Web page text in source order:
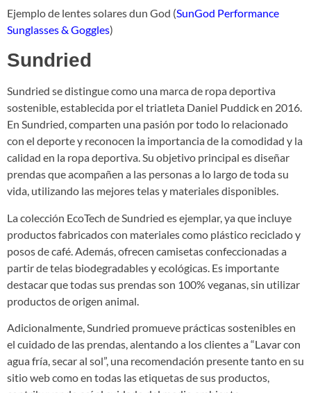
Ejemplo de lentes solares dun God (SunGod Performance
Sunglasses & Goggles)
Sundried
Sundried se distingue como una marca de ropa deportiva
sostenible, establecida por el triatleta Daniel Puddick en 2016.
En Sundried, comparten una pasión por todo lo relacionado
con el deporte y reconocen la importancia de la comodidad y la
calidad en la ropa deportiva. Su objetivo principal es diseñar
prendas que acompañen a las personas a lo largo de toda su
vida, utilizando las mejores telas y materiales disponibles.
La colección EcoTech de Sundried es ejemplar, ya que incluye
productos fabricados con materiales como plástico reciclado y
posos de café. Además, ofrecen camisetas confeccionadas a
partir de telas biodegradables y ecológicas. Es importante
destacar que todas sus prendas son 100% veganas, sin utilizar
productos de origen animal.
Adicionalmente, Sundried promueve prácticas sostenibles en
el cuidado de las prendas, alentando a los clientes a “Lavar con
agua fría, secar al sol”, una recomendación presente tanto en su
sitio web como en todas las etiquetas de sus productos,